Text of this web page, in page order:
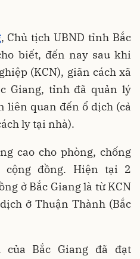
, Chủ tịch UBND tỉnh Bắc
biết, đến nay sau khi
(KCN), giãn cách xã
Giang, tỉnh đã quản lý
liên quan đến ổ dịch (cả
ly tại nhà).
cao cho phòng, chống
đồng. Hiện tại 2
ở Bắc Giang là từ KCN
ở Thuận Thành (Bắc
của Bắc Giang đã đạt